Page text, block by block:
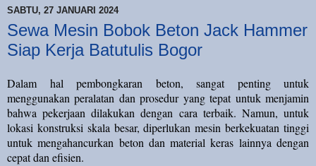
SABTU, 27 JANUARI 2024
Sewa Mesin Bobok Beton Jack Hammer
Siap Kerja Batutulis Bogor
Dalam hal pembongkaran beton, sangat penting untuk
menggunakan peralatan dan prosedur yang tepat untuk menjamin
bahwa pekerjaan dilakukan dengan cara terbaik. Namun, untuk
lokasi konstruksi skala besar, diperlukan mesin berkekuatan tinggi
untuk mengahancurkan beton dan material keras lainnya dengan
cepat dan efisien.